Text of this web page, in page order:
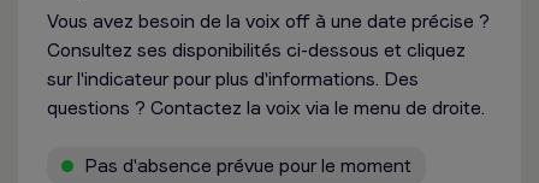
Vous avez besoin de la voix off à une date précise ?
Consultez ses disponibilités ci-dessous et cliquez
sur l'indicateur pour plus d'informations. Des
questions ? Contactez la voix via le menu de droite.
Pas d'absence prévue pour le moment